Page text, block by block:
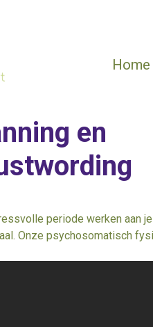
Home
en
periode werken aan
Onze psychosomatisch